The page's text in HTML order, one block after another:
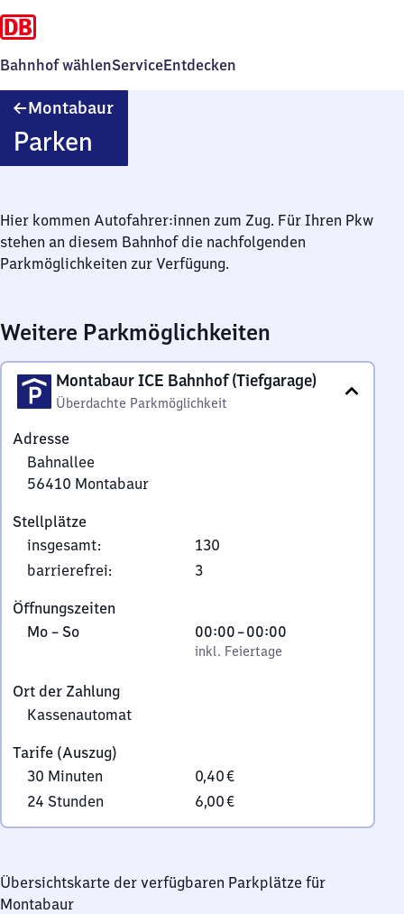
Bahnhof wählenServiceEntdecken
Montabaur
Parken
Hier kommen Autofahrer:innen zum Zug. Für Ihren Pkw
stehen an diesem Bahnhof die nachfolgenden
Parkmöglichkeiten zur Verfügung.
Weitere Parkmöglichkeiten
Montabaur ICE Bahnhof (Tiefgarage)
Überdachte Parkmöglichkeit
Adresse
Bahnallee
56410 Montabaur
5
6
4
0
Montabaur
Stellplätze
insgesamt:
130
barrierefrei: 3
Öffnungszeiten
Montag
Mo – So,
00:00–00:00
Von
0
inkl. Feiertage
Ort der Zahlung
Kassenautomat
Tarife (Auszug)
30 Minuten
0,40 €
24 Stunden
6,00 €
Übersichtskarte der verfügbaren Parkplätze für
Montabaur